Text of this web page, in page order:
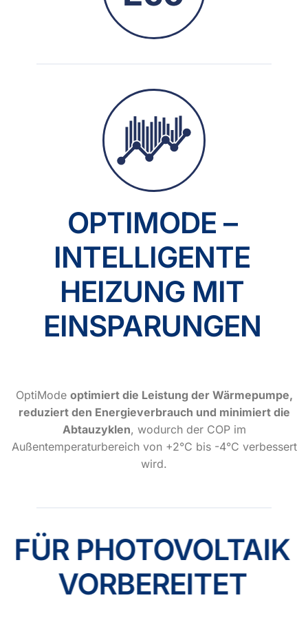
OPTIMODE –
INTELLIGENTE
HEIZUNG MIT
EINSPARUNGEN
OptiMode optimiert die Leistung der Wärmepumpe,
reduziert den Energieverbrauch und minimiert die
Abtauzyklen, wodurch der COP im
Außentemperaturbereich von +2°C bis -4°C verbessert
wird.
FÜR PHOTOVOLTAIK
VORBEREITET